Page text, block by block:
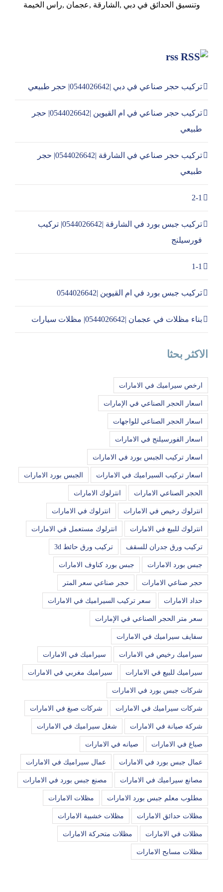
وتنسيق الحدائق في دبي ,الشارقة ,عجمان ,راس الخيمة
rss
تركيب حجر صناعي في دبي |0544026642| حجر طبيعي
تركيب حجر صناعي في ام القيوين |0544026642| حجر
طبيعي
تركيب حجر صناعي في الشارقة |0544026642| حجر
طبيعي
2-1
تركيب جبس بورد في الشارقة |0544026642| تركيب
فورسيلنج
1-1
تركيب جبس بورد في ام القيوين |0544026642
بناء مظلات في عجمان |0544026642| مظلات سيارات
الاكثر بحثا
ارخص سيراميك في الامارات
اسعار الحجر الصناعي في الإمارات
اسعار الحجر الصناعي للواجهات
اسعار الفورسيلنج في الامارات
اسعار تركيب الجبس بورد في الامارات
اسعار تركيب السيراميك في الامارات الجبس بورد الامارات
الحجر الصناعي الامارات انترلوك الامارات
انترلوك رخيص في الامارات انترلوك في الامارات
انترلوك للبيع في الامارات انترلوك مستعمل في الامارات
تركيب ورق جدران للسقف تركيب ورق حائط 3d
جبس بورد الامارات جبس بورد كناوف الامارات
حجر صناعي الامارات حجر صناعي سعر المتر
حداد الامارات سعر تركيب السيراميك في الامارات
سعر متر الحجر الصناعي في الإمارات
سفايف سيراميك في الامارات
سيراميك رخيص في الامارات سيراميك في الامارات
سيراميك للبيع في الامارات سيراميك مغربي في الامارات
شركات جبس بورد في الامارات
شركات سيراميك في الامارات شركات صبغ في الامارات
شركة صيانة في الامارات شغل سيراميك في الامارات
صباغ في الامارات صيانه في الامارات
عمال جبس بورد في الامارات عمال سيراميك في الامارات
مصانع سيراميك في الامارات مصنع جبس بورد في الامارات
مطلوب معلم جبس بورد الامارات مظلات الامارات
مظلات حدائق الامارات مظلات خشبية الامارات
مظلات في الامارات مظلات متحركة الامارات
مظلات مسابح الامارات